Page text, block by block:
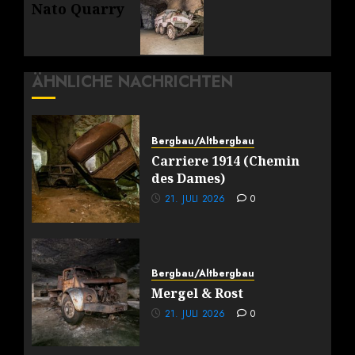
Beitrag:
Nato Quarry
ÄHNLICHE NACHRICHTEN
Bergbau/Altbergbau
Carriere 1914 (Chemin
des Dames)
21. JULI 2026 0
Bergbau/Altbergbau
Mergel & Rost
21. JULI 2026 0